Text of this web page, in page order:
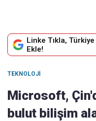
Linke Tıkla,
Ekle!
TEKNOLOJI
Microsoft,
bulut bilişim